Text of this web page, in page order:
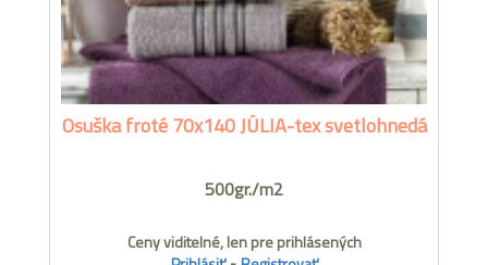
Osuška froté 70x140 JÚLIA-tex svetlohnedá
500gr./m2
Ceny viditelné, len pre prihlásených